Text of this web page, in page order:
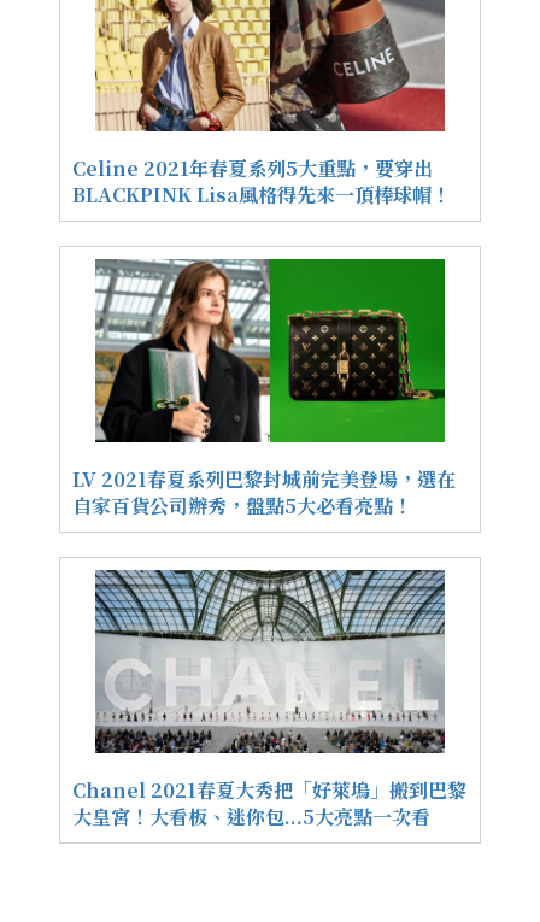
Celine 2021年春夏系列5大重點，要穿出
BLACKPINK Lisa風格得先來一頂棒球帽！
LV 2021春夏系列巴黎封城前完美登場，選在
自家百貨公司辦秀，盤點5大必看亮點！
Chanel 2021春夏大秀把「好萊塢」搬到巴黎
大皇宮！大看板、迷你包...5大亮點一次看